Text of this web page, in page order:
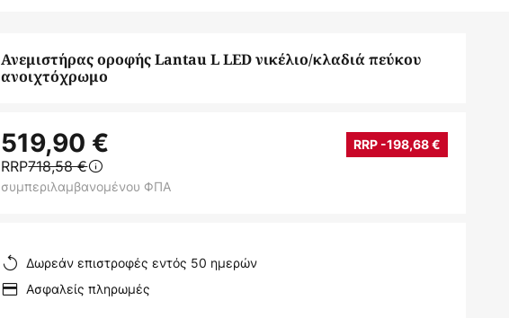
Ανεμιστήρας οροφής Lantau L LED νικέλιο/κλαδιά πεύκου
ανοιχτόχρωμο
519,90 € RRP -198,68 €
RRP718,58 €
συμπεριλαμβανομένου ΦΠΑ
Δωρεάν επιστροφές εντός 50 ημερών
Ασφαλείς πληρωμές